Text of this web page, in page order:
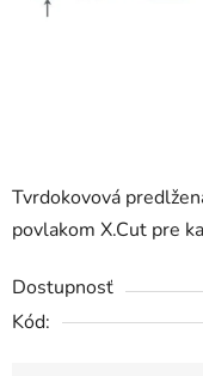
Tvrdokovová
povlakom X.Cut pre
Dostupnosť
Kód: